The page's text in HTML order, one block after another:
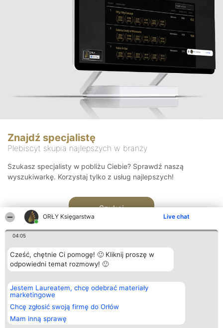
ORŁY Księgarstwa Live chat
04:05
Cześć, chętnie Ci pomogę! 🙂 Kliknij proszę w
odpowiedni temat rozmowy! 🙂
Jestem Laureatem, chcę odebrać materiały
marketingowe
Chcę zgłosić swoją firmę do Orłów
Mam inną sprawę
Znajdź specjalistę
Plebiscyt skupia najlepszych w branży
Szukasz specjalisty w pobliżu Ciebie? Sprawdź naszą
wyszukiwarkę. Korzystaj tylko z usług najlepszych!
Szukaj
Organizator plebiscytu
Bright Side Solutions sp. z o.
o. sp. k.
ul. Ruska 22
Wrocław 50-079
KRS 0000749100 | Regon
381313360 | NIP 8943132676
Plebiscyt
Laureaci
wszystkich
Laureatów
Regulamin
Kontakt
Kontakt